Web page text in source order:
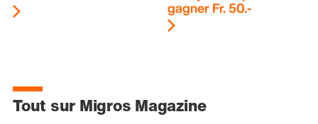
gagner Fr. 50.-
Tout sur Migros Magazine